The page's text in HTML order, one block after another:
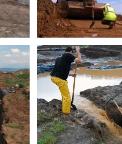
Décapage mécanique ©
Paléotime